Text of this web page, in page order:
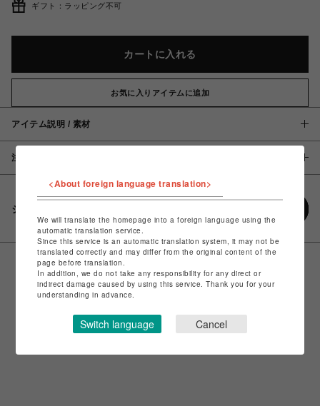
ギフト：ラッピング不可
カートに入れる
お気に入りアイテムに追加
アイテム説明 / 素材
注意事項
シェアする
<About foreign language translation>
We will translate the homepage into a foreign language using the
automatic translation service.
Since this service is an automatic translation system, it may not be
translated correctly and may differ from the original content of the
page before translation.
In addition, we do not take any responsibility for any direct or
indirect damage caused by using this service. Thank you for your
understanding in advance.
Switch language Cancel